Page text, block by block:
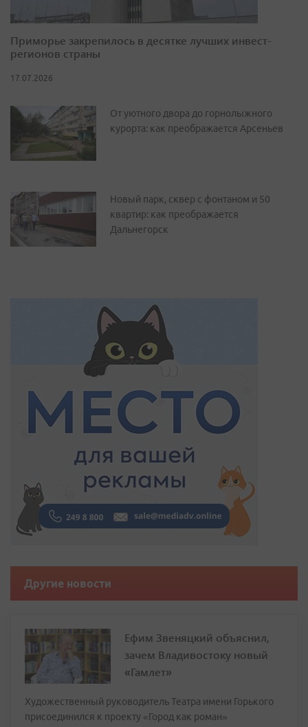
Приморье закрепилось в десятке лучших инвест-
регионов страны
17.07.2026
От уютного двора до горнолыжного
курорта: как преображается Арсеньев
Новый парк, сквер с фонтаном и 50
квартир: как преображается
Дальнегорск
Другие новости
Ефим Звеняцкий объяснил,
зачем Владивостоку новый
«Гамлет»
Художественный руководитель Театра имени Горького
присоединился к проекту «Город как роман»